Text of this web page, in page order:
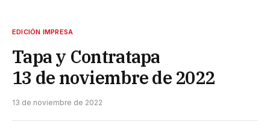
EDICIÓN IMPRESA
Tapa y Contratapa
13 de noviembre de 2022
13 de noviembre de 2022